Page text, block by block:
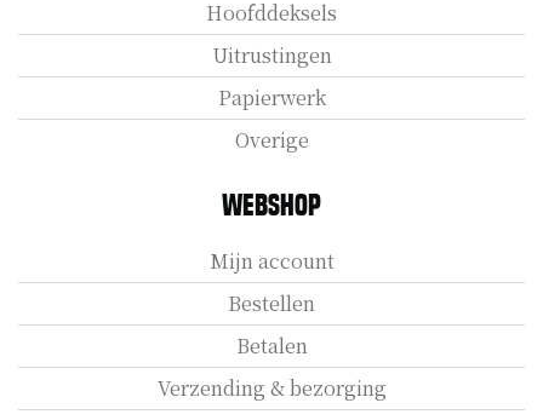
Hoofddeksels
Uitrustingen
Papierwerk
Overige
Webshop
Mijn account
Bestellen
Betalen
Verzending & bezorging